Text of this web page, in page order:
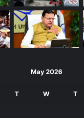
May 2026
T W T